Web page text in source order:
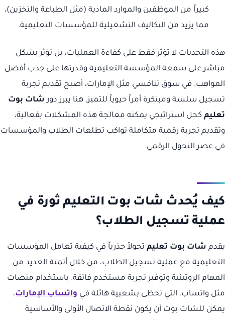
كبيراً من الموظفين والموارد المادية (مثل الطباعة والتخزين)،
مما يزيد من التكاليف التشغيلية للمؤسسات التعليمية.
هذه التحديات لا تؤثر فقط على كفاءة العمليات، بل تؤثر بشكل
مباشر على سمعة المؤسسة التعليمية وقدرتها على جذب أفضل
المواهب. في سوق تنافسي مثل الإمارات، أصبح تقديم تجربة
تسجيل سلسة ومبتكرة أمراً حيوياً للتميز. هنا يبرز دور شات بوت
تعليم كحل استراتيجي يمكنه معالجة هذه المشكلات بفعالية،
وتقديم تجربة رقمية متكاملة تواكب تطلعات الطلاب والمؤسسات
في عصر التحول الرقمي.
كيف يُحدث شات بوت التعليم ثورة في
عملية تسجيل الطلاب؟
يقدم شات بوت تعليم تحولاً جذرياً في كيفية تعامل المؤسسات
التعليمية مع عملية تسجيل الطلاب، من خلال أتمتة العديد من
المهام الروتينية وتوفير تجربة مستخدم فائقة. باستخدام منصات
مثل واتساب، التي تحظى بشعبية هائلة في واتساب الإمارات،
يمكن للشات بوت أن يكون نقطة الاتصال الأولى والأساسية